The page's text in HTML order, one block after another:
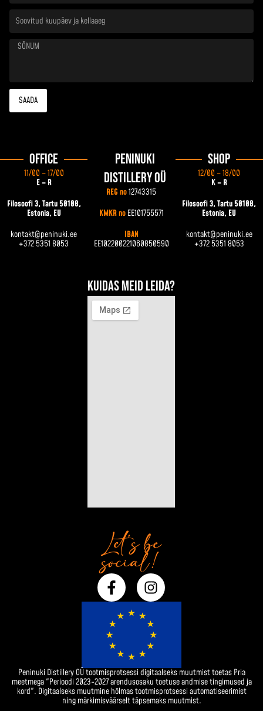
Soovitud
kuupäev
ja
kellaaeg
Sõnum
SAADA
Office
11/00 – 17/00
E – R
Filosoofi 3, Tartu 50108,
Estonia, EU
kontakt@peninuki.ee
+372 5351 8053
Peninuki
Distillery OÜ
REG no12743315
KMKR noEE101755571
IBAN
EE102200221060850590
Kuidas meid leida?
Let’s be
social!
F
a
c
e
b
o
o
k
-
f
I
n
s
t
a
g
r
a
m
Shop
12/00 – 18/00
K – R
Filosoofi 3, Tartu 50108,
Estonia, EU
kontakt@peninuki.ee
+372 5351 8053
Peninuki Distillery OÜ tootmisprotsessi digitaalseks muutmist toetas Pria
meetmega "Perioodi 2023-2027 arendusosaku toetuse andmise tingimused ja
kord". Digitaalseks muutmine hõlmas tootmisprotsessi automatiseerimist
ning märkimisväärselt täpsemaks muutmist.